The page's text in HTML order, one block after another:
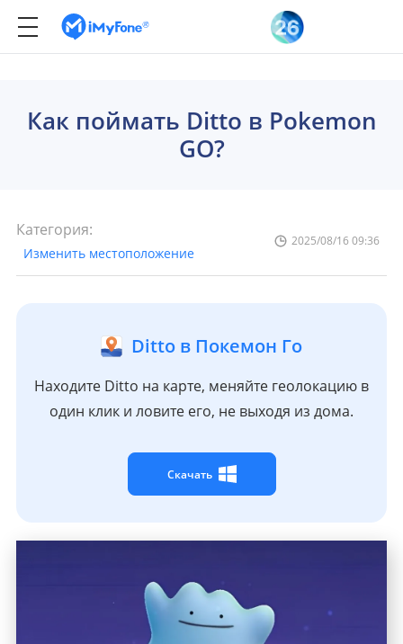
Как поймать Ditto в Pokemon
GO?
Категория:
Изменить местоположение
2025/08/16 09:36
Ditto в Покемон Го
Находите Ditto на карте, меняйте геолокацию в
один клик и ловите его, не выходя из дома.
Скачать